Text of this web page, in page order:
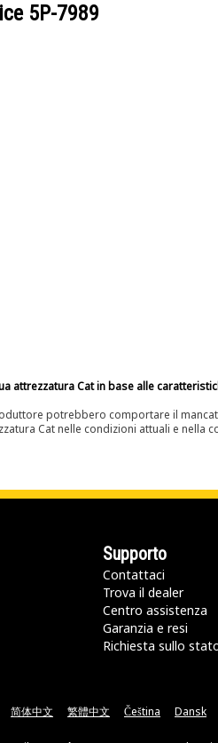
5P-7989
attrezzatura Cat in base alle
potrebbero comportare il
Cat nelle condizioni attuali e
Supporto
Contattaci
Trova il dealer
Centro assistenza
Garanzia e resi
Richiesta sullo
简体中文 繁體中文 Čeština Dansk